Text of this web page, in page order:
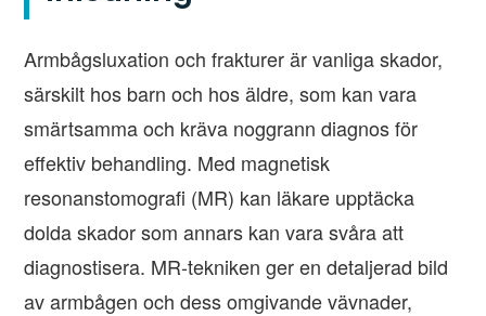
Armbågsluxation och frakturer är vanliga skador,
särskilt hos barn och hos äldre, som kan vara
smärtsamma och kräva noggrann diagnos för
effektiv behandling. Med magnetisk
resonanstomografi (MR) kan läkare upptäcka
dolda skador som annars kan vara svåra att
diagnostisera. MR-tekniken ger en detaljerad bild
av armbågen och dess omgivande vävnader,